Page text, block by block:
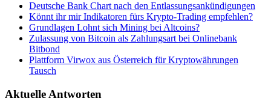
Deutsche Bank Chart nach den Entlassungsankündigungen
Könnt ihr mir Indikatoren fürs Krypto-Trading empfehlen?
Grundlagen Lohnt sich Mining bei Altcoins?
Zulassung von Bitcoin als Zahlungsart bei Onlinebank
Bitbond
Plattform Virwox aus Österreich für Kryptowährungen
Tausch
Aktuelle Antworten